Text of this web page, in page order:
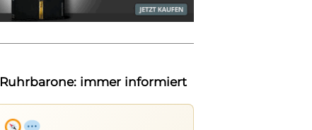
Ruhrbarone: immer informiert